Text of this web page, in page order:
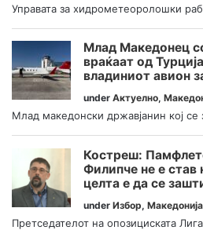
Управата за хидрометеоролошки
Млад Македонец
враќаат од
владиниот авион
under Актуелно,
Млад македонски државјанин кој
Костреш:
Филипче не е став
целта е да се
under Избор, Македонија
Претседателот на опозициската